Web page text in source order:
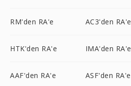
RM'den RA'e AC3'den RA'e
HTK'den RA'e IMA'den RA'e
AAF'den RA'e ASF'den RA'e